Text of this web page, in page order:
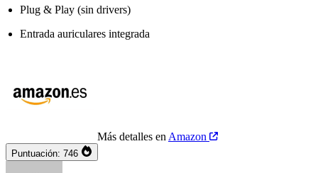
Plug & Play (sin drivers)
Entrada auriculares integrada
Más detalles en Amazon
Puntuación: 746